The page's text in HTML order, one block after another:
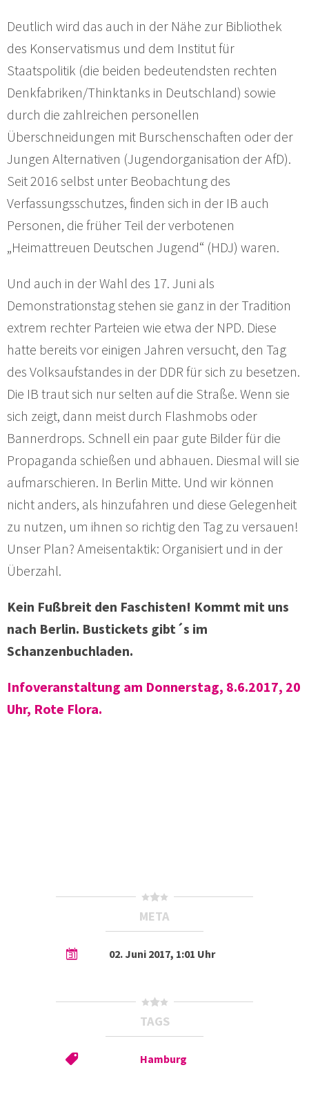
Deutlich wird das auch in der Nähe zur Bibliothek
des Konservatismus und dem Institut für
Staatspolitik (die beiden bedeutendsten rechten
Denkfabriken/Thinktanks in Deutschland) sowie
durch die zahlreichen personellen
Überschneidungen mit Burschenschaften oder der
Jungen Alternativen (Jugendorganisation der AfD).
Seit 2016 selbst unter Beobachtung des
Verfassungsschutzes, finden sich in der IB auch
Personen, die früher Teil der verbotenen
„Heimattreuen Deutschen Jugend“ (HDJ) waren.
Und auch in der Wahl des 17. Juni als
Demonstrationstag stehen sie ganz in der Tradition
extrem rechter Parteien wie etwa der NPD. Diese
hatte bereits vor einigen Jahren versucht, den Tag
des Volksaufstandes in der DDR für sich zu besetzen.
Die IB traut sich nur selten auf die Straße. Wenn sie
sich zeigt, dann meist durch Flashmobs oder
Bannerdrops. Schnell ein paar gute Bilder für die
Propaganda schießen und abhauen. Diesmal will sie
aufmarschieren. In Berlin Mitte. Und wir können
nicht anders, als hinzufahren und diese Gelegenheit
zu nutzen, um ihnen so richtig den Tag zu versauen!
Unser Plan? Ameisentaktik: Organisiert und in der
Überzahl.
Kein Fußbreit den Faschisten! Kommt mit uns
nach Berlin. Bustickets gibt´s im
Schanzenbuchladen.
Infoveranstaltung am Donnerstag, 8.6.2017, 20
Uhr, Rote Flora.
META
02. Juni 2017, 1:01 Uhr
TAGS
Hamburg